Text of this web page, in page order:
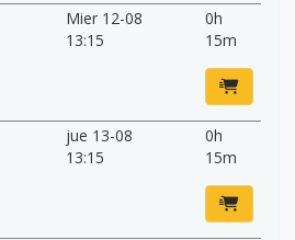
Mier 12-08
13:15
0h
15m
jue 13-08
13:15
0h
15m